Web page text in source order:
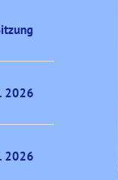
2026
2026